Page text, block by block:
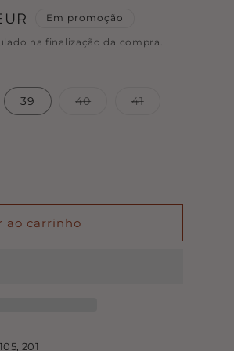
Em promoção
na finalização da compra.
39 40Variante
41Variante
ao carrinho
201